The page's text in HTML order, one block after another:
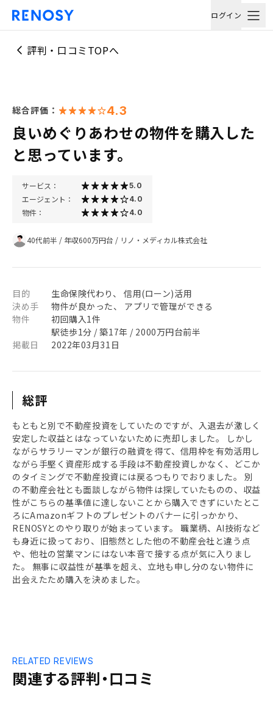
ログイン
評判・口コミTOPへ
総合評価： 4.3
良いめぐりあわせの物件を購入した
と思っています。
サービス： 5.0
エージェント： 4.0
物件： 4.0
40代前半 / 年収600万円台 / リノ・メディカル株式会社
目的
生命保険代わり、 信用(ローン)活用
決め手
物件が良かった、 アプリで管理ができる
物件
初回購入1件
駅徒歩1分 / 築17年 / 2000万円台前半
掲載日
2022年03月31日
総評
もともと別で不動産投資をしていたのですが、入退去が激しく
安定した収益とはなっていないために売却しました。 しかし
ながらサラリーマンが銀行の融資を得て、信用枠を有効活用し
ながら手堅く資産形成する手段は不動産投資しかなく、どこか
のタイミングで不動産投資には戻るつもりでおりました。 別
の不動産会社とも面談しながら物件は探していたものの、収益
性がこちらの基準値に達しないことから購入できずにいたとこ
ろにAmazonギフトのプレゼントのバナーに引っかかり、
RENOSYとのやり取りが始まっています。 職業柄、AI技術など
も身近に扱っており、旧態然とした他の不動産会社と違う点
や、他社の営業マンにはない本音で接する点が気に入りまし
た。 無事に収益性が基準を超え、立地も申し分のない物件に
出会えたため購入を決めました。
関連する評判・口コミ
RELATED REVIEWS